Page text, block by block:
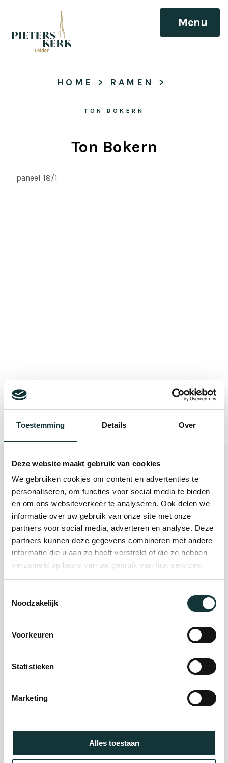
Toestemming Details Over
Deze website maakt gebruik van cookies
We gebruiken cookies om content en advertenties te
personaliseren, om functies voor social media te bieden
en om ons websiteverkeer te analyseren. Ook delen we
informatie over uw gebruik van onze site met onze
partners voor social media, adverteren en analyse. Deze
partners kunnen deze gegevens combineren met andere
informatie die u aan ze heeft verstrekt of die ze hebben
verzameld op basis van uw gebruik van hun services.
Noodzakelijk
Voorkeuren
Statistieken
Marketing
Alles toestaan
Menu
HOME > RAMEN >
TON BOKERN
Ton Bokern
paneel 18/1
Bekijk alle blogberichten
Plan je bezoek
Evenement
organiseren
Steun ons
Auditie
De Pieterskerk als
Onderhoud &